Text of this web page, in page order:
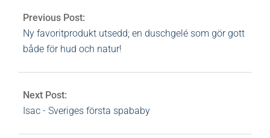
Previous Post:
Ny favoritprodukt utsedd; en duschgelé som gör gott
både för hud och natur!
Next Post:
Isac - Sveriges första spababy